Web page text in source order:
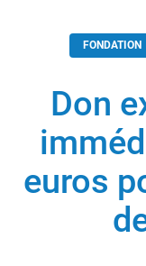
Nous soutenir
Donateurs
Presse
FONDATION
Don
euros